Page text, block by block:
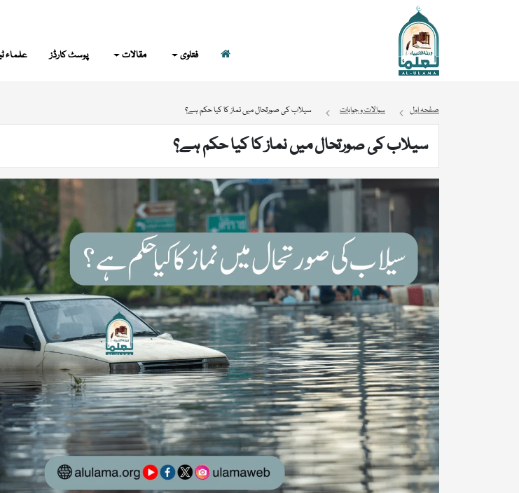
فتاوی مقالات پوسٹ کارڈز علماء
صفحہ اول سوالات و جوابات سیلاب کی صورتحال میں نماز کا کیا حکم ہے؟
سیلاب کی صورتحال میں نماز کا کیا حکم ہے؟